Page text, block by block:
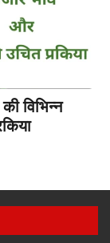
विभिन्न